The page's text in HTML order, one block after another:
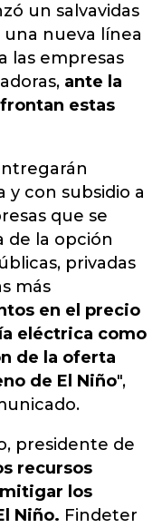
un salvavidas
nueva línea
las empresas
ante la
estas
y con subsidio a
que se
de la opción
privadas
más
en el precio
eléctrica como
de la oferta
de El Niño",
presidente de
recursos
los
Niño. Findeter